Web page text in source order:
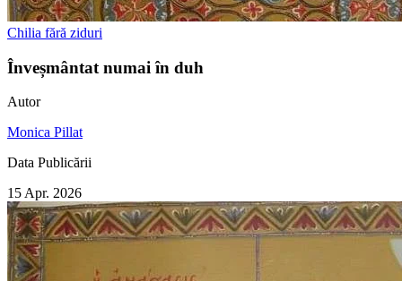
Chilia fără ziduri
Înveșmântat numai în duh
Autor
Monica Pillat
Data Publicării
15 Apr. 2026